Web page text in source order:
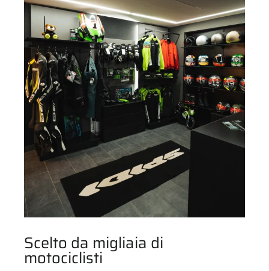
Scelto da migliaia di
motociclisti